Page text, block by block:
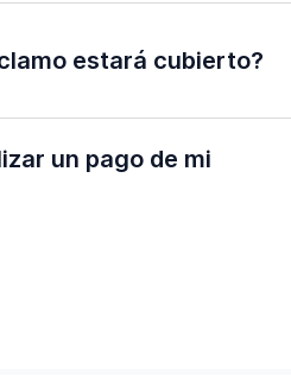
estará cubierto?
un pago de mi